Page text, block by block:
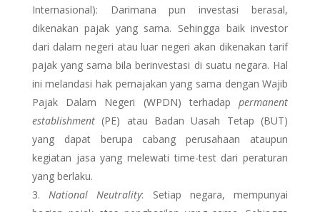
Internasional): Darimana pun investasi berasal,
dikenakan pajak yang sama. Sehingga baik investor
dari dalam negeri atau luar negeri akan dikenakan tarif
pajak yang sama bila berinvestasi di suatu negara. Hal
ini melandasi hak pemajakan yang sama dengan Wajib
Pajak Dalam Negeri (WPDN) terhadappermanent
establishment(PE) atau Badan Uasah Tetap (BUT)
yang dapat berupa cabang perusahaan ataupun
kegiatan jasa yang melewati time-test dari peraturan
yang berlaku.
National Neutrality: Setiap negara, mempunyai